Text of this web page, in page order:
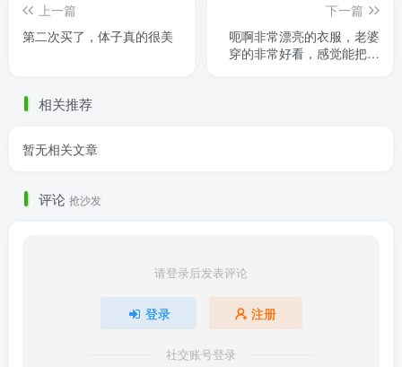
上一篇
第二次买了，体子真的很美
下一篇
呃啊非常漂亮的衣服，老婆
穿的非常好看，感觉能把我
相关推荐
暂无相关文章
评论 抢沙发
请登录后发表评论
登录 注册
社交账号登录